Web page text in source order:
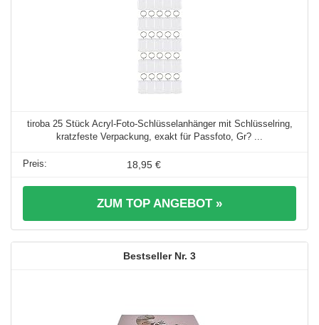
tiroba 25 Stück Acryl-Foto-Schlüsselanhänger mit Schlüsselring,
kratzfeste Verpackung, exakt für Passfoto, Gr? ...
18,95 €
ZUM TOP ANGEBOT »
3